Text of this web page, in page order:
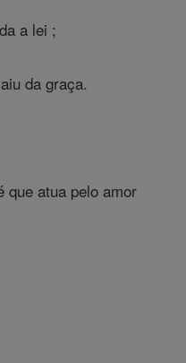
a lei ;
da graça.
que atua pelo amor